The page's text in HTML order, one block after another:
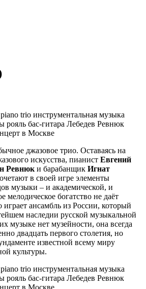
джазовое трио. Оставаясь на
искусства, пианист Евгений
Ревнюк и барабанщик Игнат
в своей игре элементы
музыки – и академической, и
богатство не даёт
ансамбль из России, который
наследии русской музыкальной
музыке нет музейности, она всегда
двадцать первого столетия, но
известной всему миру
культуры.